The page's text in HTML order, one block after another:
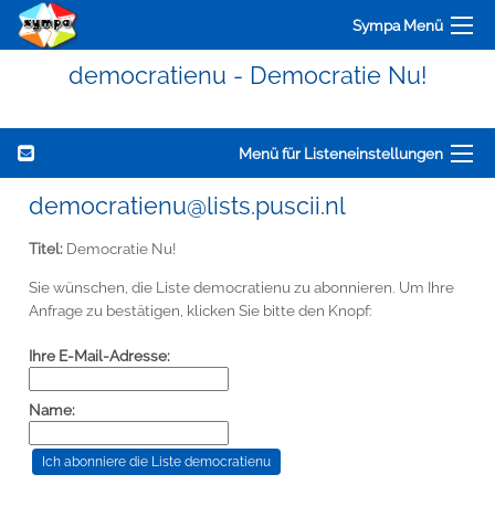
Sympa Menü
democratienu - Democratie Nu!
Menü für Listeneinstellungen
democratienu@lists.puscii.nl
Titel: Democratie Nu!
Sie wünschen, die Liste democratienu zu abonnieren. Um Ihre
Anfrage zu bestätigen, klicken Sie bitte den Knopf:
Ihre E-Mail-Adresse:
Name: